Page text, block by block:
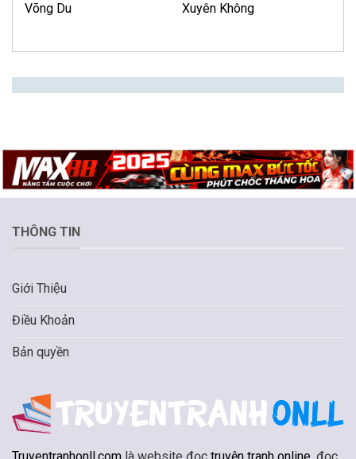
Võng Du Xuyên Không
THÔNG TIN
Giới Thiệu
Điều Khoản
Bản quyền